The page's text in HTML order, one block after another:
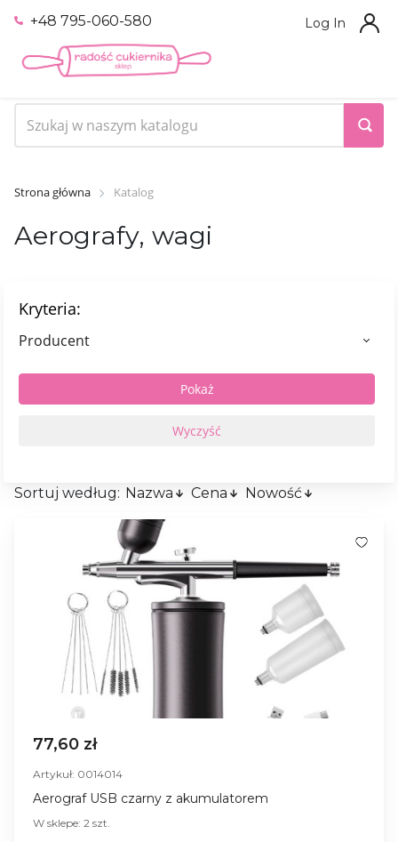
+48 795-060-580 Log In
Strona główna Katalog
Aerografy, wagi
Kryteria:
Producent
Sortuj według: Nazwa Cena Nowość
77,60 zł
Artykuł: 0014014
Aerograf USB czarny z akumulatorem
W sklepe: 2 szt.